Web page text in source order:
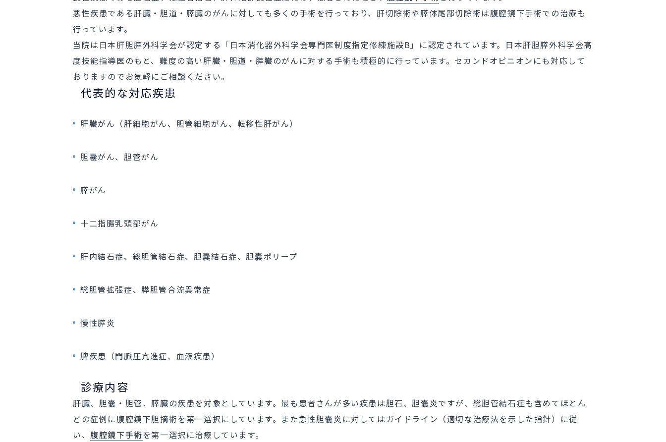
悪性疾患である肝臓・胆道・膵臓のがんに対しても多くの手術を行っており、肝切除術や膵体尾部切除術は腹腔鏡下手術での治療も
行っています。
当院は日本肝胆膵外科学会が認定する「日本消化器外科学会専門医制度指定修練施設B」に認定されています。日本肝胆膵外科学会高
度技能指導医のもと、難度の高い肝臓・胆道・膵臓のがんに対する手術も積極的に行っています。セカンドオピニオンにも対応して
おりますのでお気軽にご相談ください。
代表的な対応疾患
肝臓がん（肝細胞がん、胆管細胞がん、転移性肝がん）
胆嚢がん、胆管がん
膵がん
十二指腸乳頭部がん
肝内結石症、総胆管結石症、胆嚢結石症、胆嚢ポリープ
総胆管拡張症、膵胆管合流異常症
慢性膵炎
脾疾患（門脈圧亢進症、血液疾患）
診療内容
肝臓、胆嚢・胆管、膵臓の疾患を対象としています。最も患者さんが多い疾患は胆石、胆嚢炎ですが、総胆管結石症も含めてほとん
どの症例に腹腔鏡下胆摘術を第一選択にしています。また急性胆嚢炎に対してはガイドライン（適切な治療法を示した指針）に従
い、腹腔鏡下手術を第一選択に治療しています。